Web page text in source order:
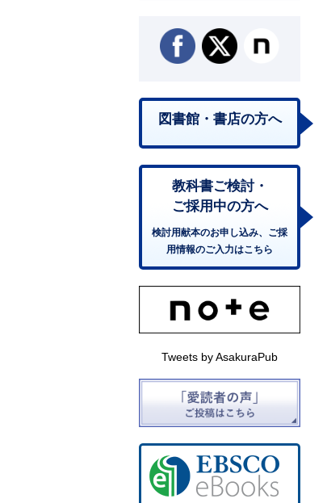
図書館・書店の方へ
教科書ご検討・
ご採用中の方へ
検討用献本のお申し込み、ご採
用情報のご入力はこちら
Tweets by AsakuraPub